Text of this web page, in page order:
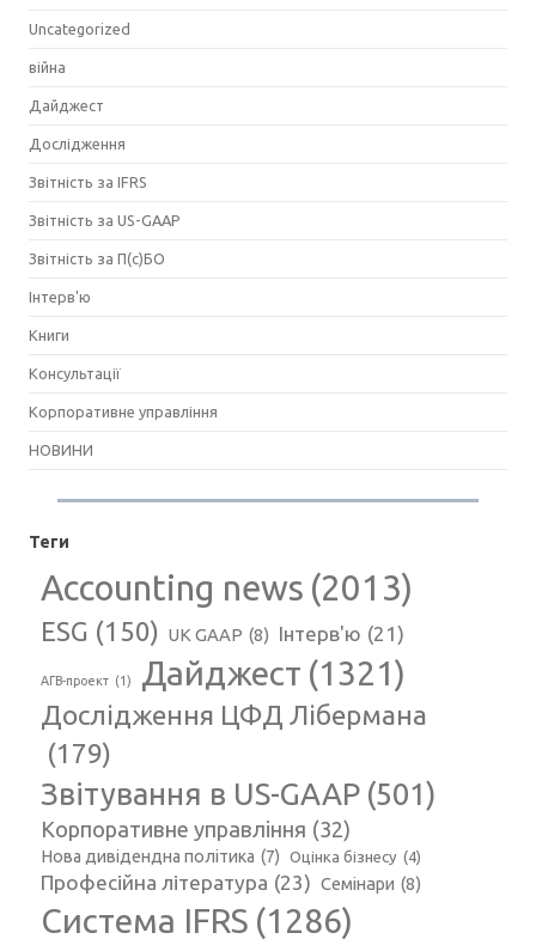
Uncategorized
війна
Дайджест
Дослідження
Звітність за IFRS
Звітність за US-GAAP
Звітність за П(с)БО
Інтерв'ю
Книги
Консультації
Корпоративне управління
НОВИНИ
Теги
Accounting news (2013)
ESG (150) UK GAAP (8) Інтерв'ю (21)
АГВ-проект (1) Дайджест (1321)
Дослідження ЦФД Лібермана
(179)
Звітування в US-GAAP (501)
Корпоративне управління (32)
Нова дивідендна політика (7) Оцінка бізнесу (4)
Професійна література (23) Семінари (8)
Система IFRS (1286)